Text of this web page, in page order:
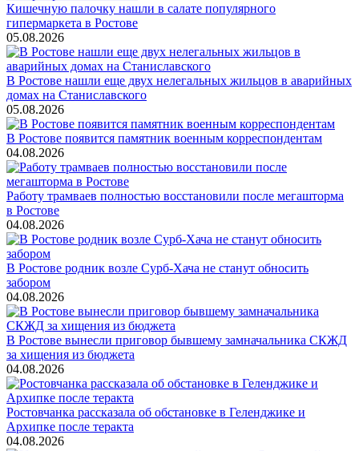
Кишечную палочку нашли в салате популярного
гипермаркета в Ростове
05.08.2026
В Ростове нашли еще двух нелегальных жильцов в аварийных
домах на Станиславского
05.08.2026
В Ростове появится памятник военным корреспондентам
04.08.2026
Работу трамваев полностью восстановили после мегашторма
в Ростове
04.08.2026
В Ростове родник возле Сурб-Хача не станут обносить
забором
04.08.2026
В Ростове вынесли приговор бывшему замначальника СКЖД
за хищения из бюджета
04.08.2026
Ростовчанка рассказала об обстановке в Геленджике и
Архипке после теракта
04.08.2026